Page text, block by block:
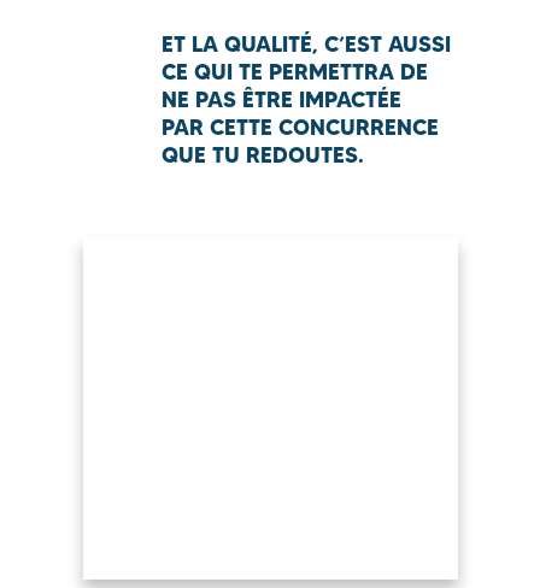
ET LA QUALITÉ, C’EST AUSSI
CE QUI TE PERMETTRA DE
NE PAS ÊTRE IMPACTÉE
PAR CETTE CONCURRENCE
QUE TU REDOUTES.